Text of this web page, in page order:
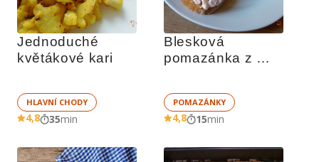
Jednoduché
květákové kari
HLAVNÍ CHODY
4,8 35min
Blesková
pomazánka z
POMAZÁNKY
4,8 15min